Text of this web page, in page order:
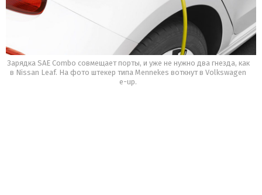
Зарядка SAE Combo совмещает порты, и уже не нужно два гнезда, как
в Nissan Leaf. На фото штекер типа Mennekes воткнут в Volkswagen
e-up.